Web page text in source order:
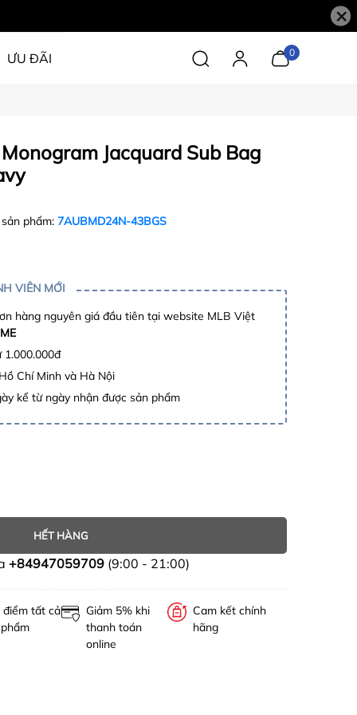
×
ƯU ĐÃI 0
Jacquard Sub Bag
phẩm: 7AUBMD24N-43BGS
VIÊN MỚI
hàng nguyên giá đầu tiên tại website MLB Việt
1.000.000đ
Chí Minh và Hà Nội
kể từ ngày nhận được sản phẩm
HẾT HÀNG
+84947059709(9:00 - 21:00)
điểm tất cả
Giảm 5% khi
thanh toán
online
Cam kết chính
hãng